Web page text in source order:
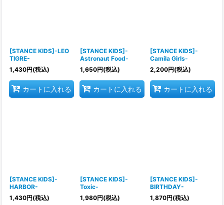
[STANCE KIDS]-LEO
TIGRE-
1,430円(税込)
カートに入れる
[STANCE KIDS]-
Astronaut Food-
1,650円(税込)
カートに入れる
[STANCE KIDS]-
Camila Girls-
2,200円(税込)
カートに入れる
[STANCE KIDS]-
HARBOR-
1,430円(税込)
[STANCE KIDS]-
Toxic-
1,980円(税込)
[STANCE KIDS]-
BIRTHDAY-
1,870円(税込)